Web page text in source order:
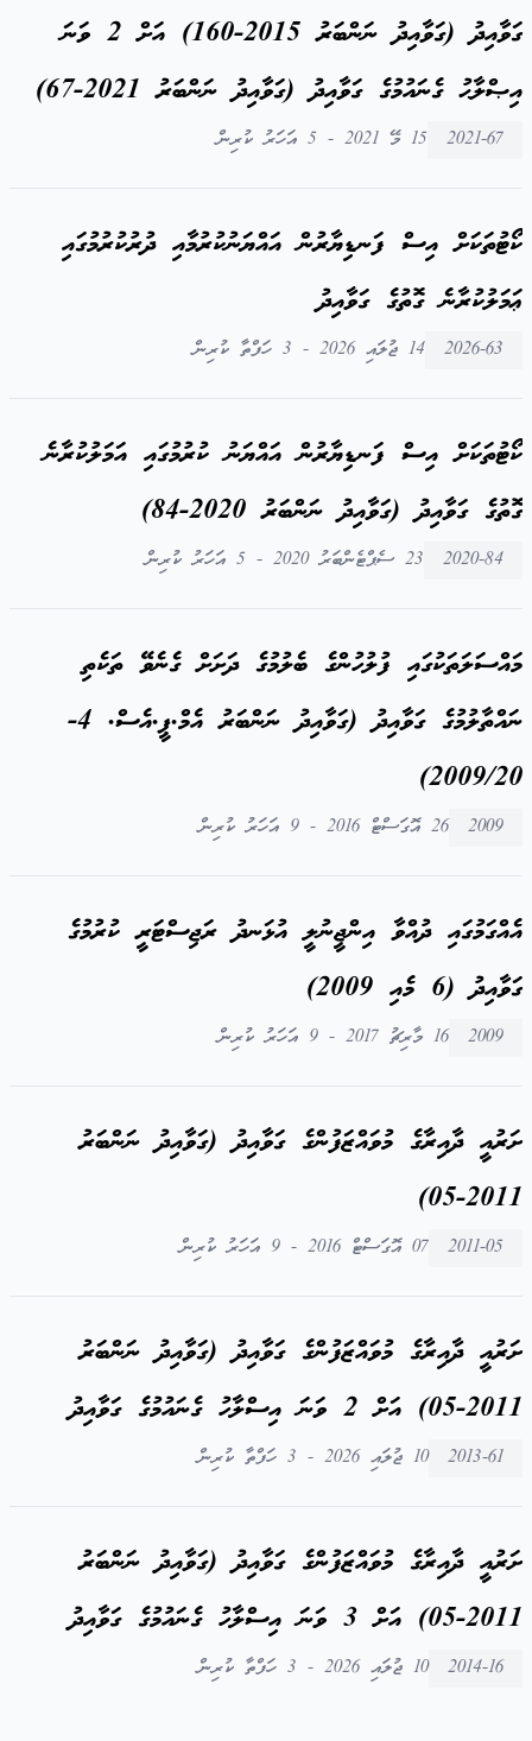
ގަވާއިދު (ގަވާއިދު ނަންބަރު 2015-160) އަށް 2 ވަނަ
އިޞްލާޙު ގެނައުމުގެ ގަވާއިދު (ގަވާއިދު ނަންބަރު 2021-67)
2021-67 15 މޭ 2021 - 5 އަހަރު ކުރިން
ކޯޓުތަކަށް އިސް ފަނޑިޔާރުން އައްޔަނުކުރުމާއި ދުރުކުރުމުގައި
ޢަމަލުކުރާނެ ގޮތުގެ ގަވާއިދު
2026-63 14 ޖުލައި 2026 - 3 ހަފްތާ ކުރިން
ކޯޓުތަކަށް އިސް ފަނޑިޔާރުން އައްޔަނު ކުރުމުގައި އަމަލުކުރާނެ
ގޮތުގެ ގަވާއިދު (ގަވާއިދު ނަންބަރު 2020-84)
2020-84 23 ސެޕްޓެންބަރު 2020 - 5 އަހަރު ކުރިން
މައްސަލަތަކުގައި ފުލުހުންގެ ބެލުމުގެ ދަށަށް ގެނެވޭ ތަކެތި
ނައްތާލުމުގެ ގަވާއިދު (ގަވާއިދު ނަންބަރު އެމް.ޕީ.އެސް. 4-
2009/20)
2009 26 އޮގަސްޓް 2016 - 9 އަހަރު ކުރިން
އެއްގަމުގައި ދުއްވާ އިންޖީނުލީ އުޅަނދު ރަޖިސްޓަރީ ކުރުމުގެ
ގަވާއިދު (6 މެއި 2009)
2009 16 މާރިޗު 2017 - 9 އަހަރު ކުރިން
ށަރުއީ ދާއިރާގެ މުވައްޒަފުންގެ ގަވާއިދު (ގަވާއިދު ނަންބަރު
2011-05)
2011-05 07 އޮގަސްޓް 2016 - 9 އަހަރު ކުރިން
ށަރުއީ ދާއިރާގެ މުވައްޒަފުންގެ ގަވާއިދު (ގަވާއިދު ނަންބަރު
2011-05) އަށް 2 ވަނަ އިސްލާހު ގެނައުމުގެ ގަވާއިދު
2013-61 10 ޖުލައި 2026 - 3 ހަފްތާ ކުރިން
ށަރުއީ ދާއިރާގެ މުވައްޒަފުންގެ ގަވާއިދު (ގަވާއިދު ނަންބަރު
2011-05) އަށް 3 ވަނަ އިސްލާހު ގެނައުމުގެ ގަވާއިދު
2014-16 10 ޖުލައި 2026 - 3 ހަފްތާ ކުރިން